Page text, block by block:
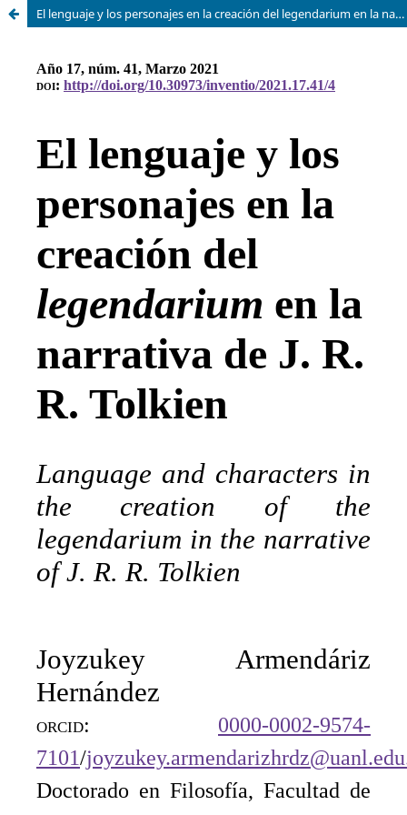
El lenguaje y los personajes en la creación del legendarium en la narrativa de J. R. R. Tolkien